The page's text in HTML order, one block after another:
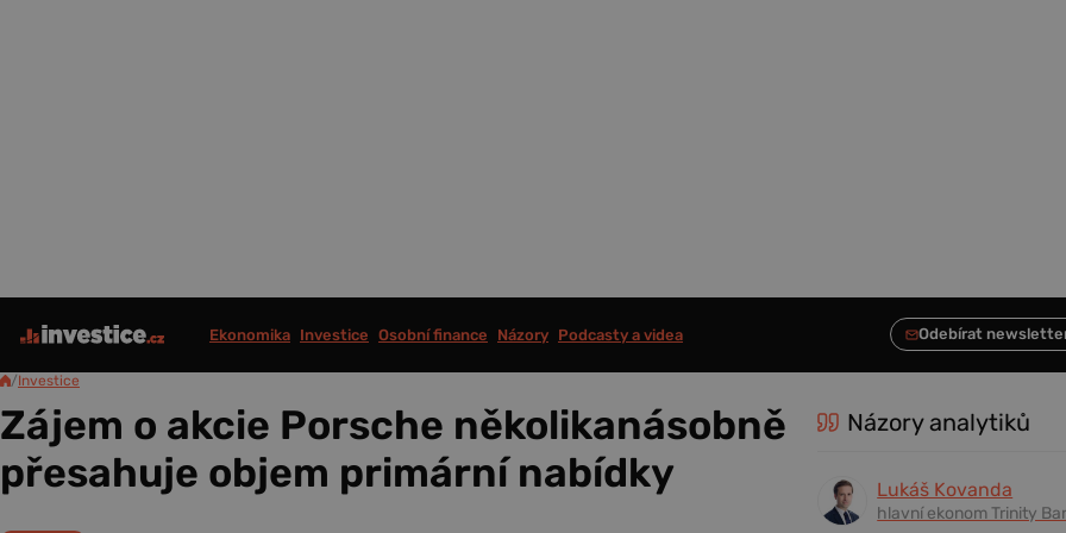
Ekonomika Investice Osobní finance Názory Podcasty a videa
/Investice
Zájem o akcie Porsche několikanásobně
přesahuje objem primární nabídky
Názory analytiků
Lukáš Kovanda
hlavní ekonom Trinity